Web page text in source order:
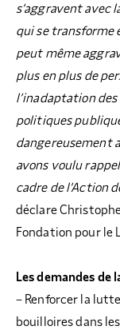
s’aggravent avec
qui se transforme
peut même
plus en plus de
l’inadaptation
politiques
dangereusement
avons voulu
cadre de l’Action
déclare
Fondation pour le
Les demandes de
– Renforcer la
bouilloires dans